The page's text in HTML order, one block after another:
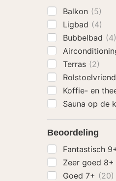
Balkon (5)
Ligbad (4)
Bubbelbad (4)
Terras (2)
Koffie- en
Sauna op de
Beoordeling
Fantastisch
Zeer goed 8+
Goed 7+ (20)